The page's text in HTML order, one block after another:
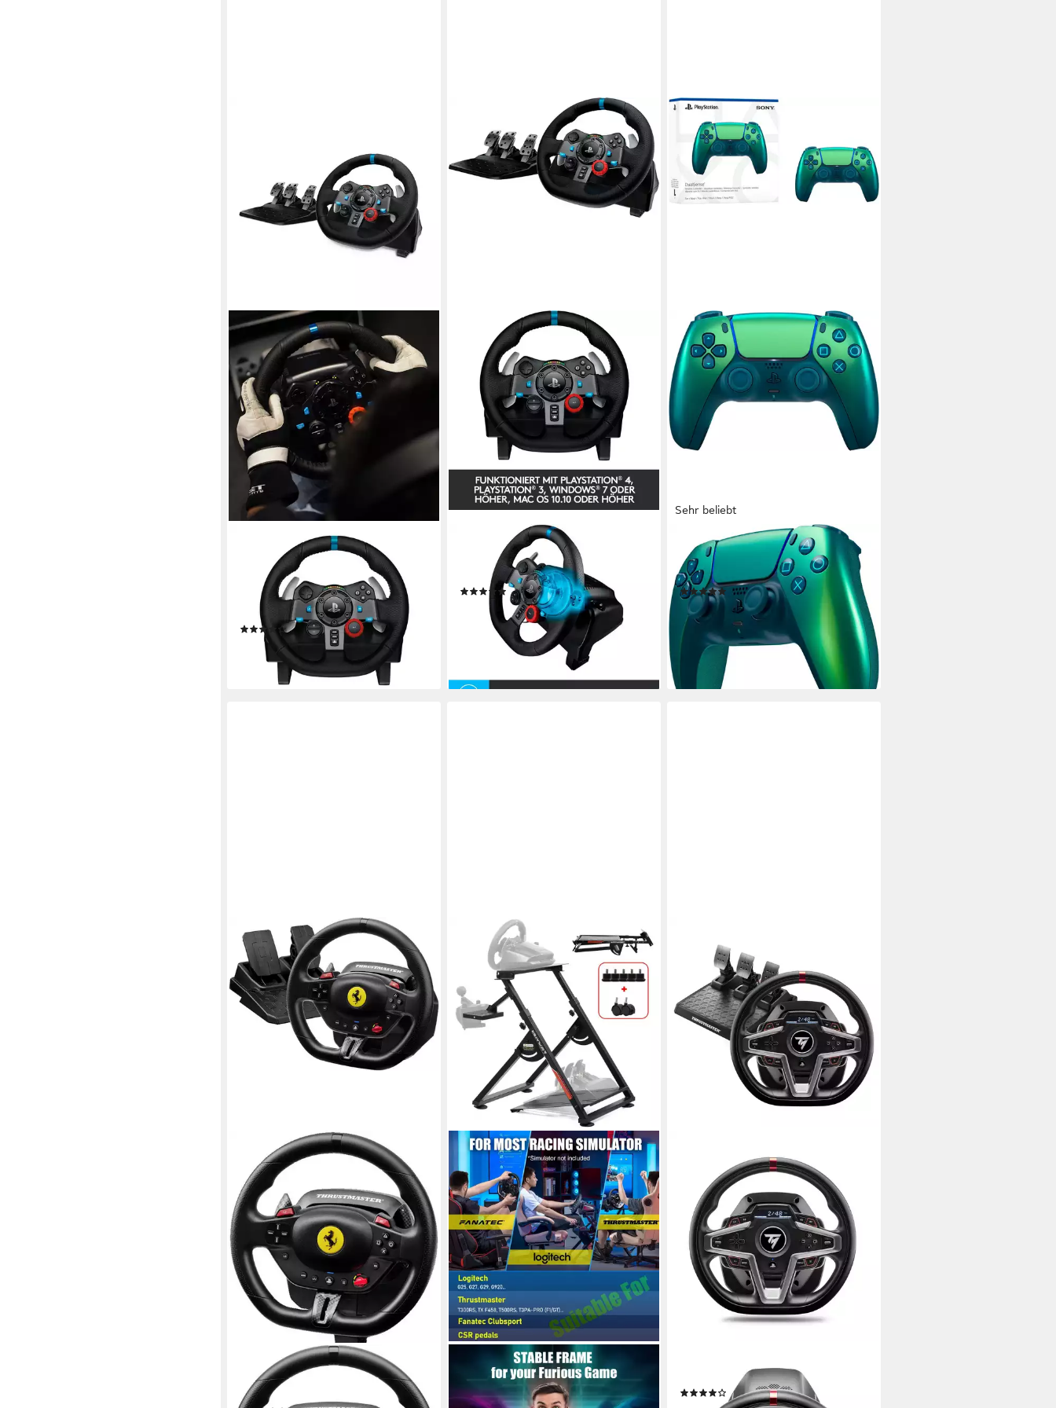
G29 Driving Force Racing Wheel
Gaming-Lenkrad (G29 Driving Force
ist die ultimative Rennsimulator-
Hardware)
(46)
ab 339,00 €
16,84 €
mtl. in 24 Raten
lieferbar - in 2-3 Werktagen bei dir
LOGITECH
G29 Racing Wheel PS5 PS4 PC mit
3-Pedal-System Gaming-Lenkrad
(1)
ab 289,00 €
14,35 € mtl. in 24 Raten
lieferbar - in 2-3 Werktagen bei dir
Sehr beliebt
PLAYSTATION 5
DualSense Chroma Collection
PlayStation 5-Controller
(230)
70,90 € UVP79,99 €
-11%
lieferbar - in 2-3 Werktagen bei dir
THRUSTMASTER
T98 Ferrari 296 GTB Gaming-
Lenkrad
Lenkradständer Lenkrad Gaming
Wheel Stand für Logitech Controller
T248 Lenkrad
(13)